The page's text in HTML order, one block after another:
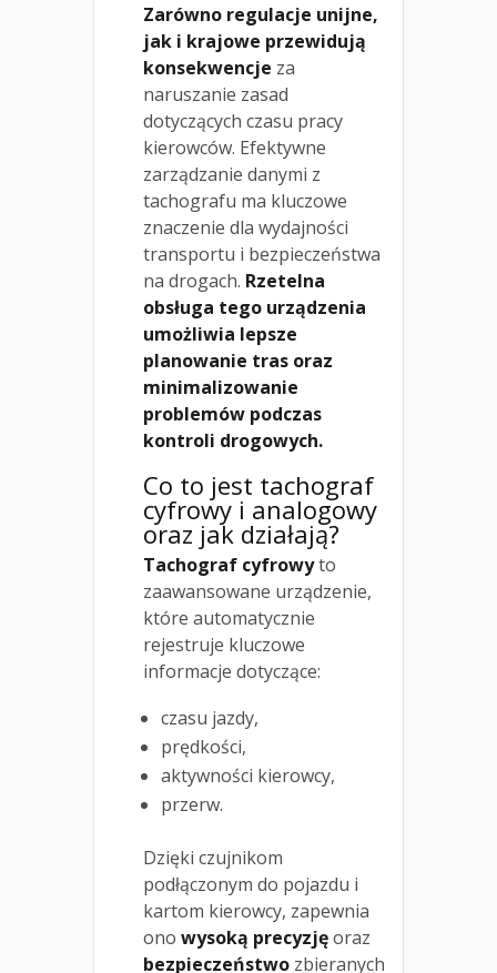
Zarówno regulacje unijne,
jak i krajowe przewidują
konsekwencje za
naruszanie zasad
dotyczących czasu pracy
kierowców. Efektywne
zarządzanie danymi z
tachografu ma kluczowe
znaczenie dla wydajności
transportu i bezpieczeństwa
na drogach. Rzetelna
obsługa tego urządzenia
umożliwia lepsze
planowanie tras oraz
minimalizowanie
problemów podczas
kontroli drogowych.
Co to jest tachograf
cyfrowy i analogowy
oraz jak działają?
Tachograf cyfrowyto
zaawansowane urządzenie,
które automatycznie
rejestruje kluczowe
informacje dotyczące:
czasu jazdy,
prędkości,
aktywności kierowcy,
przerw.
Dzięki czujnikom
podłączonym do pojazdu i
kartom kierowcy, zapewnia
ono wysoką precyzjęoraz
bezpieczeństwo zbieranych